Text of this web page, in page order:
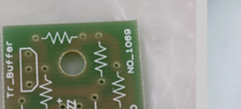
FET Bufferプリント基板
¥220